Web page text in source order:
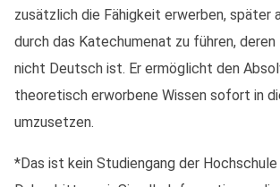
zusätzlich die Fähigkeit erwerben, später
durch das Katechumenat zu führen,
nicht Deutsch ist. Er ermöglicht den
theoretisch erworbene Wissen sofort in
umzusetzen.
*Das ist kein Studiengang der Hochschule